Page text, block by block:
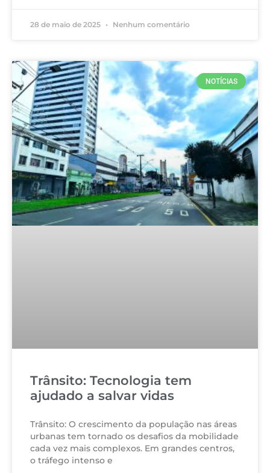
28 de maio de 2025 Nenhum comentário
NOTÍCIAS
Trânsito: Tecnologia tem
ajudado a salvar vidas
Trânsito: O crescimento da população nas áreas
urbanas tem tornado os desafios da mobilidade
cada vez mais complexos. Em grandes centros,
o tráfego intenso e